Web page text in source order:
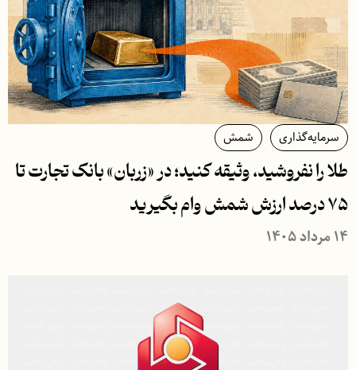
سرمایه‌گذاری شمش
طلا را نفروشید، وثیقه کنید؛ در «زربان» بانک تجارت تا
۷۵ درصد ارزش شمش وام بگیرید
۱۴ مرداد ۱۴۰۵